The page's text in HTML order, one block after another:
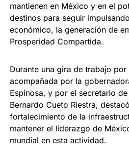
mantienen en México y en el
destinos para seguir
económico, la generación de
Prosperidad Compartida.
Durante una gira de trabajo por
acompañada por la
Espinosa, y por el secretario
Bernardo Cueto Riestra,
fortalecimiento de la
mantener el liderazgo de
mundial en esta actividad.